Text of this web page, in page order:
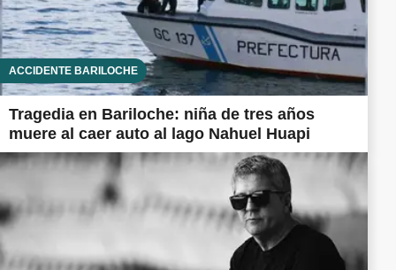
ACCIDENTE BARILOCHE
Tragedia en Bariloche: niña de tres años
muere al caer auto al lago Nahuel Huapi